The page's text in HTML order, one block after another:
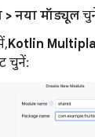
> नया मॉड्यूल
Kotlin
चुनें: